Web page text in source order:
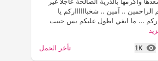
.. آمين .. شخبااااااركم يا
... ما ابغي اطول عليكم بس حبيت
1K
المشاهدات تأخر الحمل